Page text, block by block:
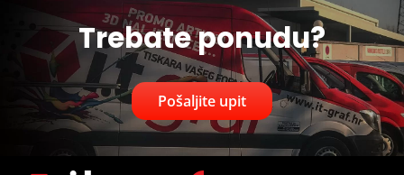
Trebate ponudu?
Pošaljite upit